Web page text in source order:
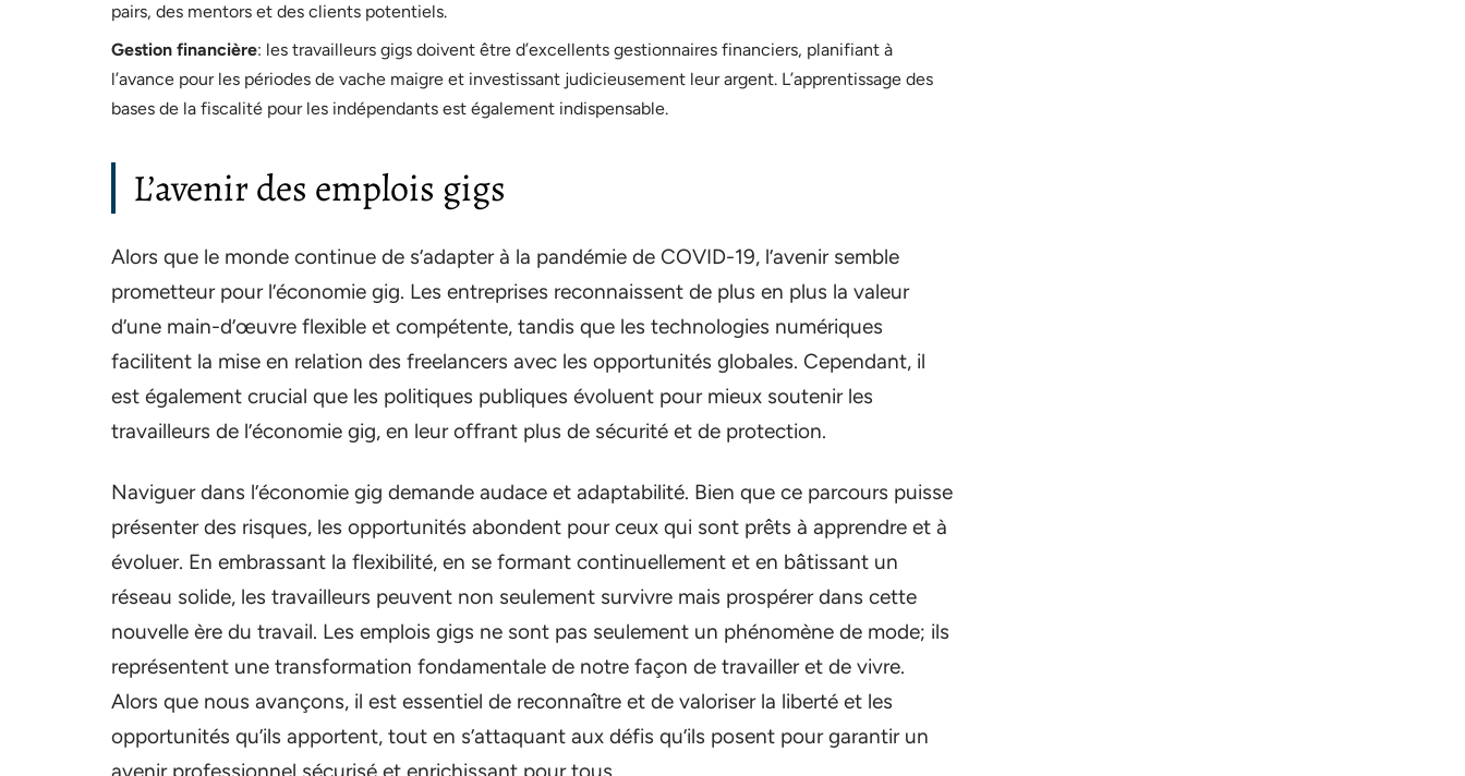
pairs, des mentors et des clients potentiels.
Gestion financière: les travailleurs gigs doivent être d’excellents gestionnaires financiers, planifiant à
l’avance pour les périodes de vache maigre et investissant judicieusement leur argent. L’apprentissage des
bases de la fiscalité pour les indépendants est également indispensable.
L’avenir des emplois gigs
Alors que le monde continue de s’adapter à la pandémie de COVID-19, l’avenir semble
prometteur pour l’économie gig. Les entreprises reconnaissent de plus en plus la valeur
d’une main-d’œuvre flexible et compétente, tandis que les technologies numériques
facilitent la mise en relation des freelancers avec les opportunités globales. Cependant, il
est également crucial que les politiques publiques évoluent pour mieux soutenir les
travailleurs de l’économie gig, en leur offrant plus de sécurité et de protection.
Naviguer dans l’économie gig demande audace et adaptabilité. Bien que ce parcours puisse
présenter des risques, les opportunités abondent pour ceux qui sont prêts à apprendre et à
évoluer. En embrassant la flexibilité, en se formant continuellement et en bâtissant un
réseau solide, les travailleurs peuvent non seulement survivre mais prospérer dans cette
nouvelle ère du travail. Les emplois gigs ne sont pas seulement un phénomène de mode; ils
représentent une transformation fondamentale de notre façon de travailler et de vivre.
Alors que nous avançons, il est essentiel de reconnaître et de valoriser la liberté et les
opportunités qu’ils apportent, tout en s’attaquant aux défis qu’ils posent pour garantir un